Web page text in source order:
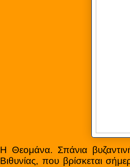
Η Θεομάνα. Σπάνια
Βιθυνίας, που βρίσκεται